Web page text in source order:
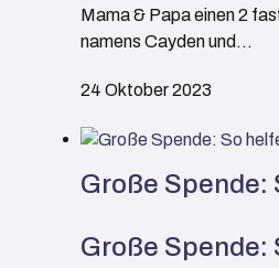
Mama & Papa einen 2
namens Cayden und…
24 Oktober 2023
Große
Große Spende: